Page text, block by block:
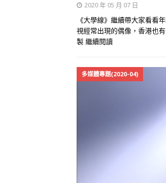
2020 年 05 月 07 日
《大學線》繼續帶大家看看
視經常出現的偶像，香港也
製 繼續閱讀
多媒體專題(2020-04)